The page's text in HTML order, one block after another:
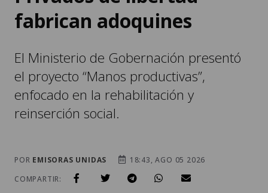
fabrican adoquines
El Ministerio de Gobernación presentó
el proyecto “Manos productivas”,
enfocado en la rehabilitación y
reinserción social.
POR EMISORAS UNIDAS
18:43, AGO 05 2026
COMPARTIR: